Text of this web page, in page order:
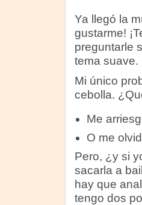
Ya llegó la
gustarme!
preguntarle
tema
Mi único
cebolla.
Me
O me
Pero, ¿y si
sacarla a
hay que
tengo dos